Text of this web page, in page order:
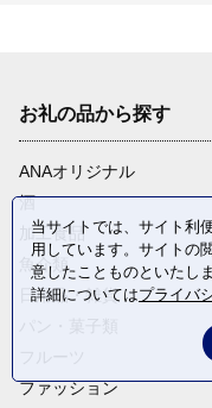
お礼の品から探す
ANAオリジナル
酒
加工食品
魚介類
日用品・雑貨
ファッション
当サイトでは、サイト利
用しています。サイトの
意したことものといたしま
詳細についてはプライバ